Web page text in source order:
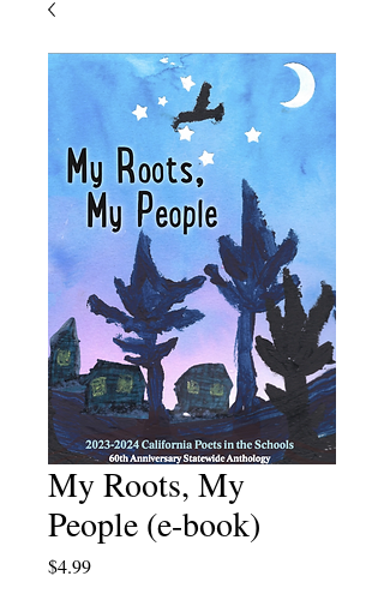
My Roots, My
People (e-book)
$4.99Price